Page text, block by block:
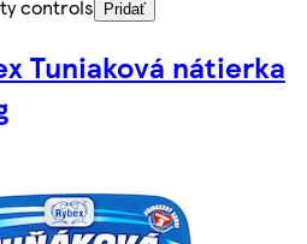
controls
Pridať
Tuniaková nátierka